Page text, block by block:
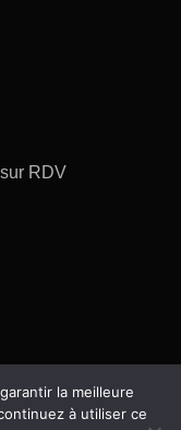
RDV
la meilleure
à utiliser ce